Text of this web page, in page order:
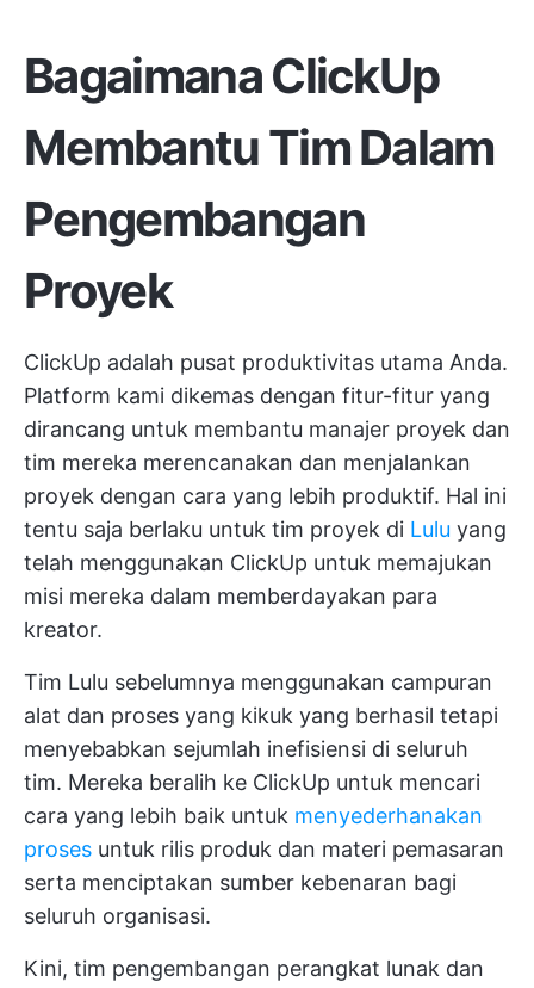
Bagaimana ClickUp
Membantu Tim Dalam
Pengembangan
Proyek
ClickUp adalah pusat produktivitas utama Anda.
Platform kami dikemas dengan fitur-fitur yang
dirancang untuk membantu manajer proyek dan
tim mereka merencanakan dan menjalankan
proyek dengan cara yang lebih produktif. Hal ini
tentu saja berlaku untuk tim proyek di Lulu yang
telah menggunakan ClickUp untuk memajukan
misi mereka dalam memberdayakan para
kreator.
Tim Lulu sebelumnya menggunakan campuran
alat dan proses yang kikuk yang berhasil tetapi
menyebabkan sejumlah inefisiensi di seluruh
tim. Mereka beralih ke ClickUp untuk mencari
cara yang lebih baik untuk menyederhanakan
proses untuk rilis produk dan materi pemasaran
serta menciptakan sumber kebenaran bagi
seluruh organisasi.
Kini, tim pengembangan perangkat lunak dan